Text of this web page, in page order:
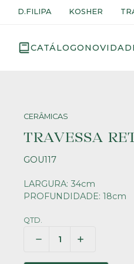
D.FILIPA KOSHER
CATÁLOGO
CERÂMICAS
TRAVESSA
GOU117
LARGURA: 34cm
PROFUNDIDADE: 18cm
QTD.